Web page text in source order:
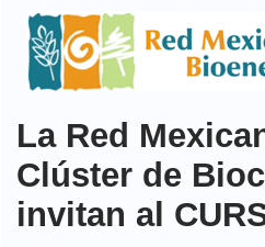
La Red
Clúster de
invitan al